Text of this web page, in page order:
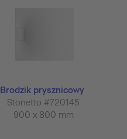
Brodzik prysznicowy
Stonetto #720145
900 x 800 mm